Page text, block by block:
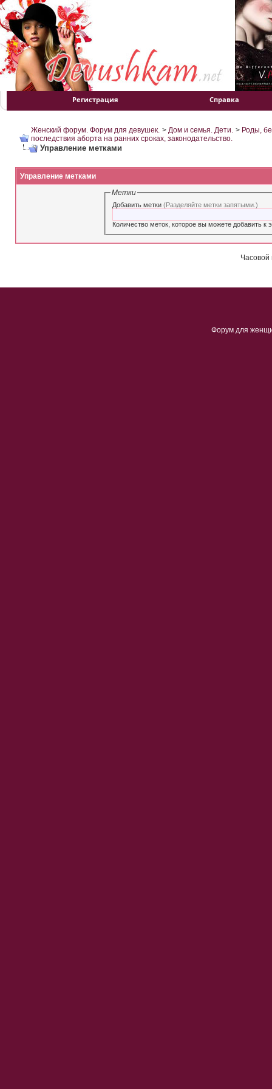
Регистрация Справка
Женский форум. Форум для девушек. > Дом и семья. Дети. > Роды,
последствия аборта на ранних сроках, законодательство.
Управление метками
Управление метками
Метки
Добавить метки(Разделяйте метки запятыми.)
Часовой
Форум для